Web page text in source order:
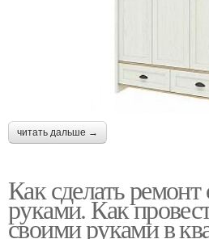
читать дальше →
Как сделать
руками. Как
своими руками в